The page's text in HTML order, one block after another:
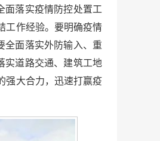
面落实疫情防控处置工
工作经验。要明确疫情
全面落实外防输入、重
实道路交通、建筑工地
强大合力，迅速打赢疫